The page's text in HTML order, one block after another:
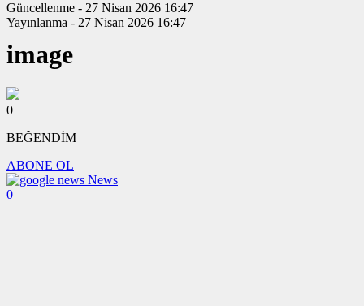
Güncellenme - 27 Nisan 2026 16:47
Yayınlanma - 27 Nisan 2026 16:47
image
0
BEĞENDİM
ABONE OL
News
0